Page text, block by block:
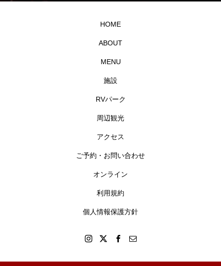
HOME
ABOUT
MENU
施設
RVパーク
周辺観光
アクセス
ご予約・お問い合わせ
オンライン
利用規約
個人情報保護方針